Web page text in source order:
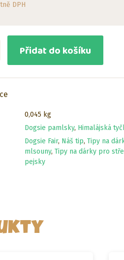
DPH
Přidat do košíku
0,045 kg
Dogsie pamlsky, Himalájská
Dogsie Fair, Náš tip, Tipy na
mlsouny, Tipy na dárky pro
pejsky